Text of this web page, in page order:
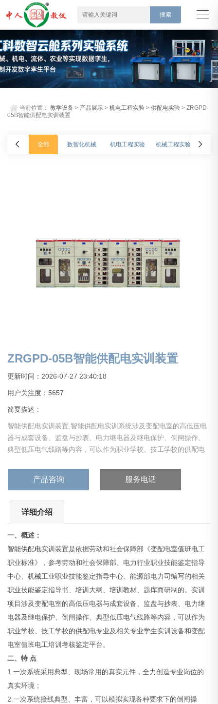
当前位置：教学设备 > 产品展示 >机电工程实验 >供配电实验 > ZRGPD-
05B智能供配电实训装置
全部 数智化机械 机电工程实验 机械工程实验 车辆
ZRGPD-05B智能供配电实训装置
更新时间：2026-07-27 23:40:18
用户关注度：5657
简要描述：
智能供配电实训装置,智能供配电实训系统涉及变配电室的高低压电
器与成套设备、监盘与抄表、电力继电器及继电保护、倒闸操作、
典型低压电气线路等内容，可以作为职业学校、技工学校的供配电
产品咨询 服务电话
详细介绍
一、概述：
智能供配电实训装置是依据劳动和社会保障部《变配电室值班电工
职业标准》，参考劳动和社会保障部、电力行业职业技能鉴定指导
中心、机械工业职业技能鉴定指导中心、能源部电力司编写的相关
职业技能鉴定指导书、培训大纲、培训教材、题库而研制的。实训
项目涉及变配电室的高低压电器与成套设备、监盘与抄表、电力继
电器及继电保护、倒闸操作、典型低压电气线路等内容，可以作为
职业学校、技工学校的供配电专业及相关专业学生实训设备和变配
电室值班电工培训考核鉴定平台。
二、特 点
1.一次系统采用典型、现场常用的真实元件，全力创造专业岗位的
真实环境；
2.一次系统接线典型、丰富，可以模拟实现各种要求下的倒闸操